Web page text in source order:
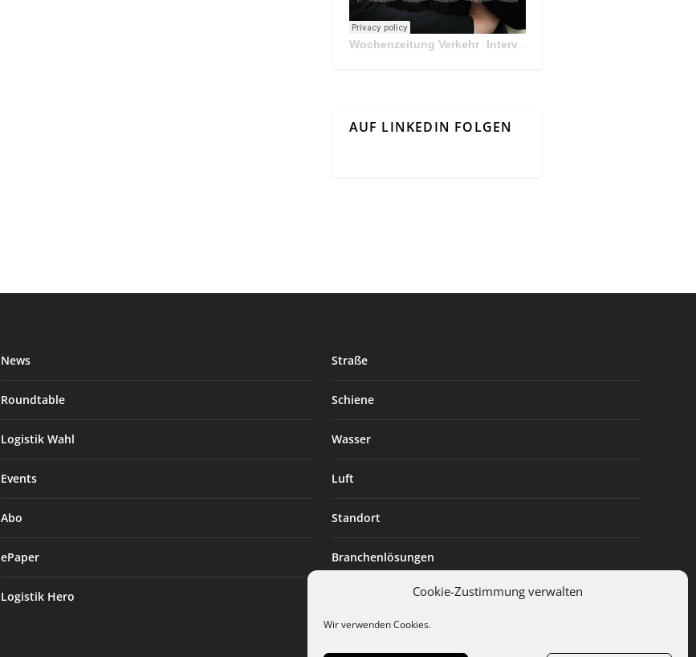
Cookie-Zustimmung verwalten
Wir verwenden Cookies.
Wochenzeitung Verkehr· Interview Mit Andreas Matthä, CEO der ÖBB Holding
AUF LINKEDIN FOLGEN
News
Roundtable
Logistik Wahl
Events
Abo
ePaper
Logistik Hero
Straße
Schiene
Wasser
Luft
Standort
Branchenlösungen